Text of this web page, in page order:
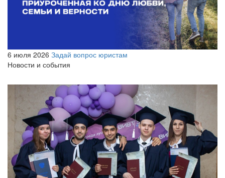
6 июля 2026 Задай вопрос юристам
Новости и события